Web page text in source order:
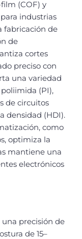
(COF) y
industrias
fabricación de
de
cortes
preciso con
una variedad
(PI),
de circuitos
densidad (HDI).
como
optimiza la
mantiene una
electrónicos
una precisión de
de 15–